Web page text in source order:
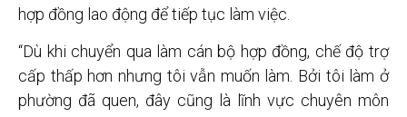
hợp đồng lao động để tiếp tục làm việc.
“Dù khi chuyển qua làm cán bộ hợp đồng, chế độ trợ
cấp thấp hơn nhưng tôi vẫn muốn làm. Bởi tôi làm ở
phường đã quen, đây cũng là lĩnh vực chuyên môn